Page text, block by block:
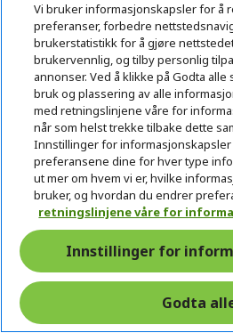
Få ekstra besparelser med
Predator Helios Neo 16 AI
PHN16-73 | Svart
Vi bruker informasjonskapsler for å
preferanser, forbedre
brukerstatistikk for å gjøre
brukervennlig, og tilby personlig
annonser. Ved å klikke på Godta alle
bruk og plassering av alle
med retningslinjene våre for
når som helst trekke tilbake dette
Innstillinger for
preferansene dine for hver type
ut mer om hvem vi er, hvilke
bruker, og hvordan du endrer
retningslinjene våre for
Innstillinger for
Godta